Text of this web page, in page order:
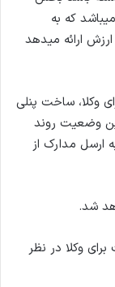
که به
ارائه میدهد
وکلا، ساخت پنلی
وضعیت روند
ارسل مدارک از
شد.
وکلا در نظر